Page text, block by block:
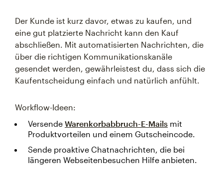
Der Kunde ist kurz davor, etwas zu kaufen, und
eine gut platzierte Nachricht kann den Kauf
abschließen. Mit automatisierten Nachrichten, die
über die richtigen Kommunikationskanäle
gesendet werden, gewährleistest du, dass sich die
Kaufentscheidung einfach und natürlich anfühlt.
Workflow-Ideen:
Versende Warenkorbabbruch-E-Mails mit
Produktvorteilen und einem Gutscheincode.
Sende proaktive Chatnachrichten, die bei
längeren Webseitenbesuchen Hilfe anbieten.